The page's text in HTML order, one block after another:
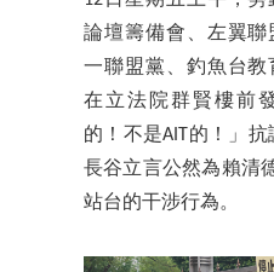
論壇籌備會、左翼
一聯盟黨、釣魚台教
在立法院群賢樓前
的！不是AIT的！」
長谷立言公然為賴清
站台的干涉行為。